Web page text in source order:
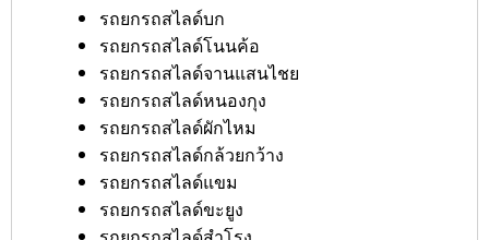
รถยกรถสไลด์บก
รถยกรถสไลด์โนนค้อ
รถยกรถสไลด์จานแสนไชย
รถยกรถสไลด์หนองกุง
รถยกรถสไลด์ผักไหม
รถยกรถสไลด์กล้วยกว้าง
รถยกรถสไลด์แขม
รถยกรถสไลด์ขะยูง